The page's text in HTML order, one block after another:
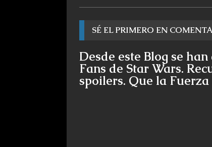
SÉ EL PRIMERO EN
Desde este Blog se
Fans de Star Wars.
spoilers. Que la